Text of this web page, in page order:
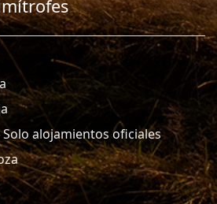
Solo alojamientos oficiales